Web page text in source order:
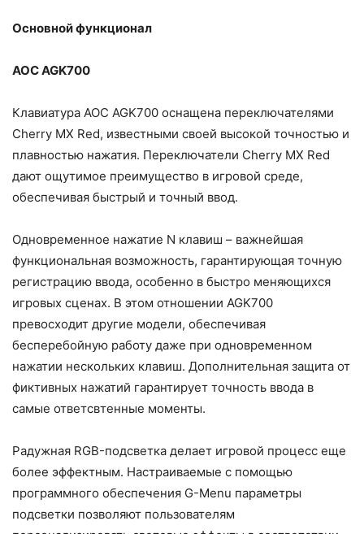
Основной функционал
AOC AGK700
Клавиатура AOC AGK700 оснащена переключателями
Cherry MX Red, известными своей высокой точностью и
плавностью нажатия. Переключатели Cherry MX Red
дают ощутимое преимущество в игровой среде,
обеспечивая быстрый и точный ввод.
Одновременное нажатие N клавиш – важнейшая
функциональная возможность, гарантирующая точную
регистрацию ввода, особенно в быстро меняющихся
игровых сценах. В этом отношении AGK700
превосходит другие модели, обеспечивая
бесперебойную работу даже при одновременном
нажатии нескольких клавиш. Дополнительная защита от
фиктивных нажатий гарантирует точность ввода в
самые ответсвтенные моменты.
Радужная RGB-подсветка делает игровой процесс еще
более эффектным. Настраиваемые с помощью
программного обеспечения G-Menu параметры
подсветки позволяют пользователям